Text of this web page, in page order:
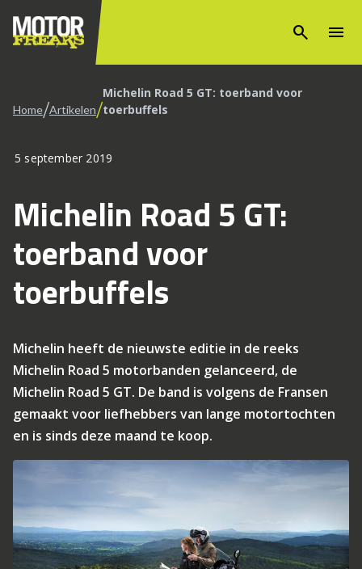
search menu
Home/Artikelen/Michelin Road 5 GT: toerband voor
toerbuffels
5 september 2019
Michelin Road 5 GT:
toerband voor
toerbuffels
Michelin heeft de nieuwste editie in de reeks
Michelin Road 5 motorbanden gelanceerd, de
Michelin Road 5 GT. De band is volgens de Fransen
gemaakt voor liefhebbers van lange motortochten
en is sinds deze maand te koop.